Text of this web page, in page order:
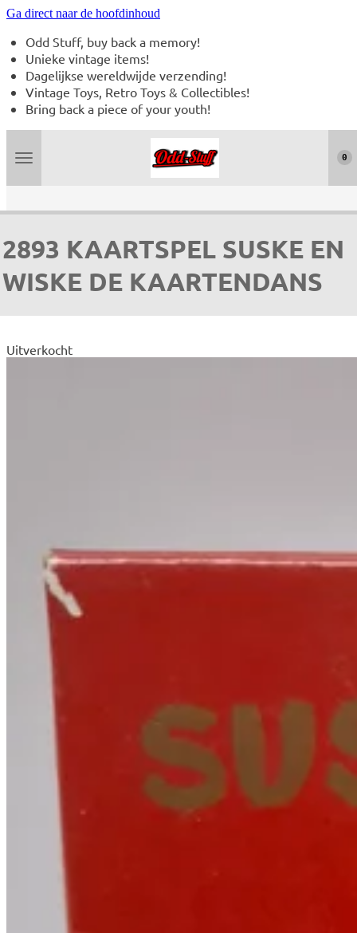
Ga direct naar de hoofdinhoud
0
Odd Stuff, buy back a memory!
Unieke vintage items!
Dagelijkse wereldwijde verzending!
Vintage Toys, Retro Toys & Collectibles!
Bring back a piece of your youth!
2893 KAARTSPEL SUSKE EN
WISKE DE KAARTENDANS
Uitverkocht